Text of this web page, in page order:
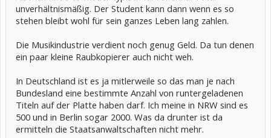
Der
Hochschula
bsolvent
anfängliche
anderem
Songs der
Gruppen
Incubus,
Green Day,
unverhältnismäßig. Der Student kann dann wenn es so
stehen bleibt wohl für sein ganzes Leben lang zahlen.
Die Musikindustrie verdient noch genug Geld. Da tun denen
ein paar kleine Raubkopierer auch nicht weh.
In Deutschland ist es ja mitlerweile so das man je nach
Bundesland eine bestimmte Anzahl von runtergeladenen
Titeln auf der Platte haben darf. Ich meine in NRW sind es
500 und in Berlin sogar 2000. Was da drunter ist da
ermitteln die Staatsanwaltschaften nicht mehr.